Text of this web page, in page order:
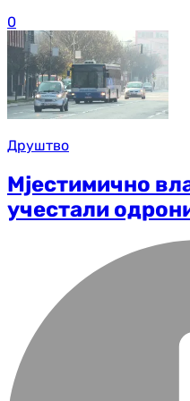
0
Друштво
Мјестимично
учестали